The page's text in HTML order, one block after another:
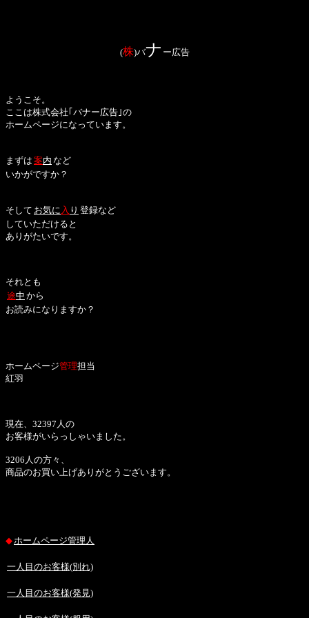
(株)バナ ー広告
ようこそ。
ここは株式会社｢バナー広告｣の
ホームページになっています。
まずは 案内 など
いかがですか？
そして お気に 入 り 登録など
していただけると
ありがたいです。
それとも
途中 から
お読みになりますか？
ホームページ管理担当
紅羽
現在、32397人の
お客様がいらっしゃいました。
3206人の方々、
商品のお買い上げありがとうございます。
◆ホームページ管理人
一人目のお客様(別れ)
一人目のお客様(発見)